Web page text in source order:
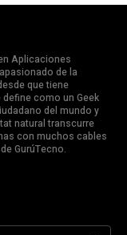
Aplicaciones
de la
que tiene
como un Geek
del mundo y
natural transcurre
con muchos cables
GurúTecno.